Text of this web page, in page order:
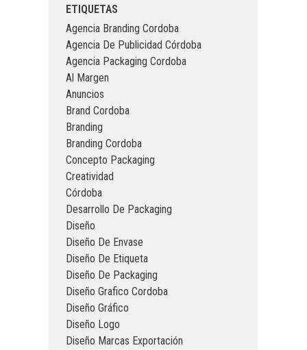
ETIQUETAS
Agencia Branding Cordoba
Agencia De Publicidad Córdoba
Agencia Packaging Cordoba
Al Margen
Anuncios
Brand Cordoba
Branding
Branding Cordoba
Concepto Packaging
Creatividad
Córdoba
Desarrollo De Packaging
Diseño
Diseño De Envase
Diseño De Etiqueta
Diseño De Packaging
Diseño Grafico Cordoba
Diseño Gráfico
Diseño Logo
Diseño Marcas Exportación